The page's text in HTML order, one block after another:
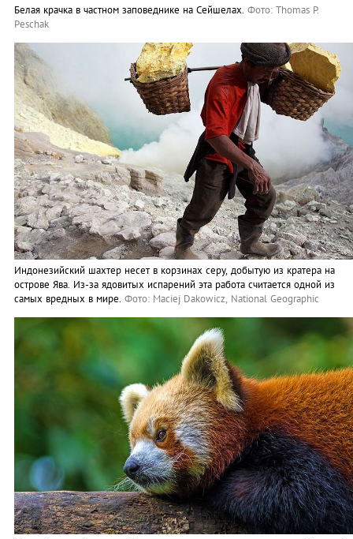
Белая крачка в частном заповеднике на Сейшелах. Фото: Thomas P.
Peschak
Индонезийский шахтер несет в корзинах серу, добытую из кратера на
острове Ява. Из-за ядовитых испарений эта работа считается одной из
самых вредных в мире. Фото: Maciej Dakowicz, National Geographic